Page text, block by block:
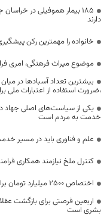
۱۸۵ بیمار هموفیلی در
دارند
خانواده را مهمترین رکن
موضوع میراث فرهنگی، امری
بیشترین تعداد آسبادها در
،ضرورت استفاده از اعتبارات ملی
یکی از سیاست‌های اصلی جهاد
خدمت به مردم است
علم و فناوری باید در مسیر
کنترل ملخ نیازمند همکاری
اختصاص 2500 میلیارد تومان برای توسعه راه‌های دوبانده خراسان جنوبی
اربعین فرصتی برای بازگشت
بشری است